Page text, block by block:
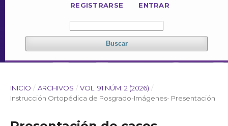
REGISTRARSE ENTRAR
Buscar
INICIO / ARCHIVOS / VOL. 91 NÚM. 2 (2026) /
Instrucción Ortopédica de Posgrado-Imágenes- Presentación